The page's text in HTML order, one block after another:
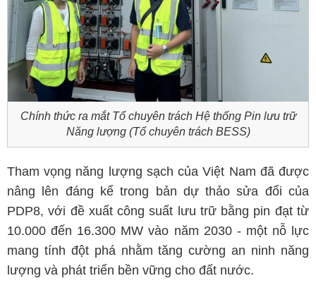
Chính thức ra mắt Tổ chuyên trách Hệ thống Pin lưu trữ
Năng lượng (Tổ chuyên trách BESS)
Tham vọng năng lượng sạch của Việt Nam đã được
nâng lên đáng kể trong bản dự thảo sửa đổi của
PDP8, với đề xuất công suất lưu trữ bằng pin đạt từ
10.000 đến 16.300 MW vào năm 2030 - một nỗ lực
mang tính đột phá nhằm tăng cường an ninh năng
lượng và phát triển bền vững cho đất nước.